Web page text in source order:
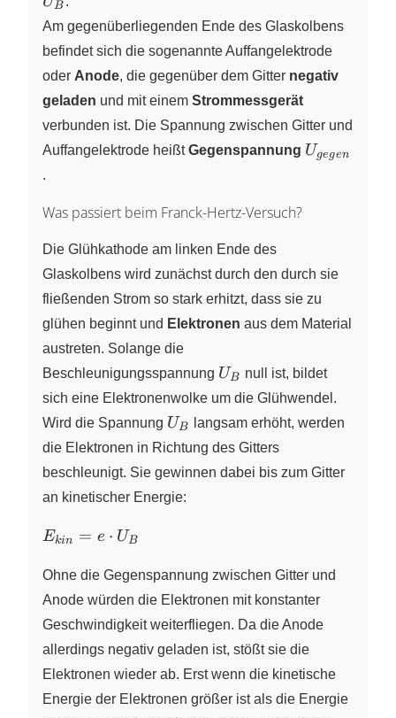
B
Am gegenüberliegenden Ende des Glaskolbens
befindet sich die sogenannte Auffangelektrode
oder Anode, die gegenüber dem Gitter negativ
geladen und mit einem Strommessgerät
verbunden ist. Die Spannung zwischen Gitter und
Auffangelektrode heißtGegenspannung U_{gegen}
Ugegen
.
Was passiert beim Franck-Hertz-Versuch?
Die Glühkathode am linken Ende des
Glaskolbens wird zunächst durch den durch sie
fließenden Strom so stark erhitzt, dass sie zu
glühen beginnt und Elektronen aus dem Material
austreten. Solange die
Beschleunigungsspannung U_B
UB null ist, bildet
sich eine Elektronenwolke um die Glühwendel.
Wird die Spannung U_B
UB
langsam erhöht, werden
die Elektronen in Richtung des Gitters
beschleunigt. Sie gewinnen dabei bis zum Gitter
an kinetischer Energie:
E_{kin}
\cdot
U_B
Ekin = e ⋅ UB
Ohne die Gegenspannung zwischen Gitter und
Anode würden die Elektronen mit konstanter
Geschwindigkeit weiterfliegen. Da die Anode
allerdings negativ geladen ist, stößt sie die
Elektronen wieder ab. Erst wenn die kinetische
Energie der Elektronen größer ist als die Energie